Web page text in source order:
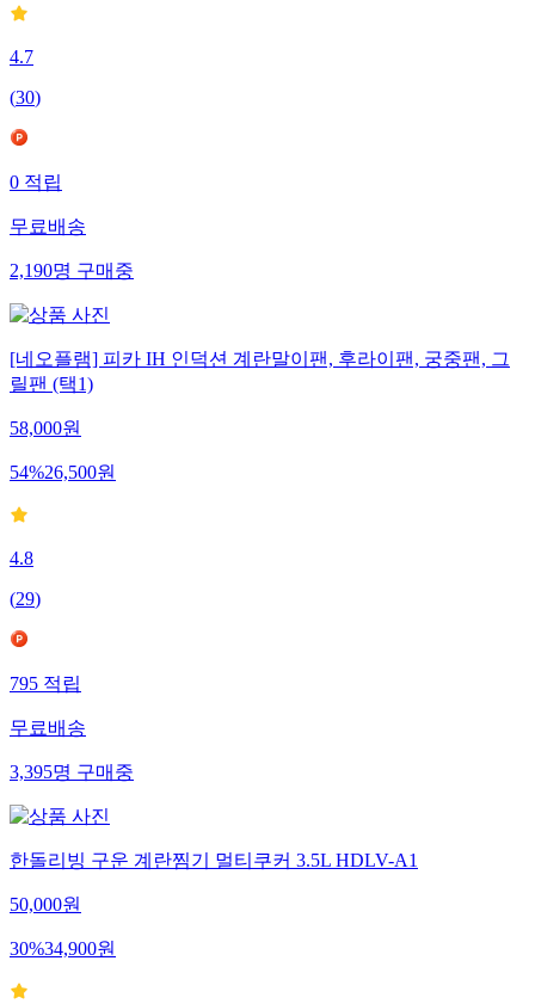
4.7
(30)
0적립
무료배송
2,190명구매중
[네오플램] 피카 IH 인덕션 계란말이팬, 후라이팬, 궁중팬, 그
릴팬 (택1)
58,000원
54%26,500원
4.8
(29)
795적립
무료배송
3,395명구매중
한돌리빙 구운 계란찜기 멀티쿠커 3.5L HDLV-A1
50,000원
30%34,900원